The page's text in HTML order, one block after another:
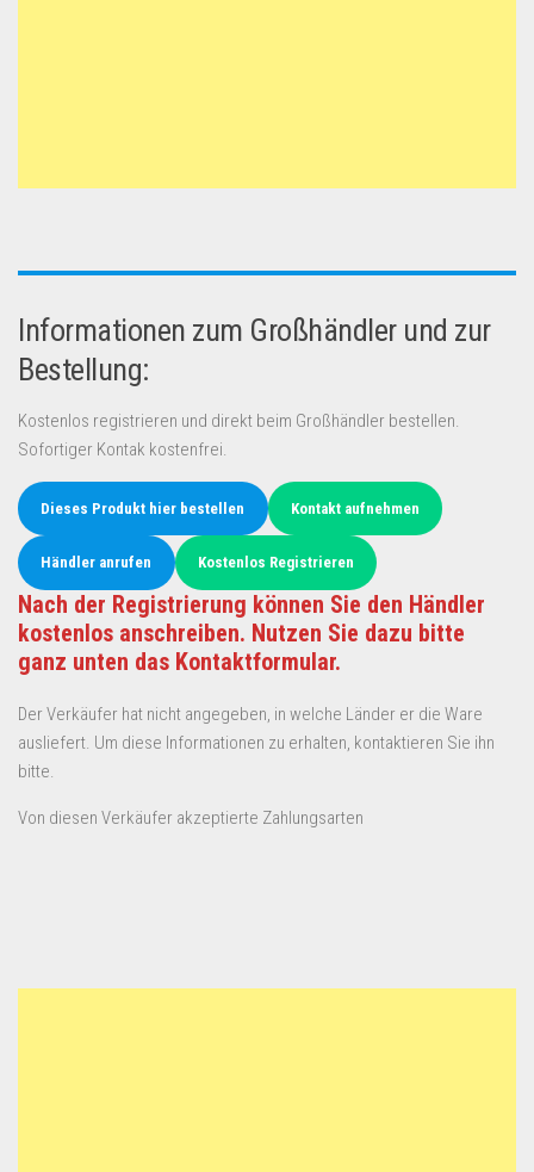
Informationen zum Großhändler und zur
Bestellung:
Kostenlos registrieren und direkt beim Großhändler bestellen.
Sofortiger Kontak kostenfrei.
Dieses Produkt hier bestellen Kontakt aufnehmen
Händler anrufen Kostenlos Registrieren
Nach der Registrierung können Sie den Händler
kostenlos anschreiben. Nutzen Sie dazu bitte
ganz unten das Kontaktformular.
Der Verkäufer hat nicht angegeben, in welche Länder er die Ware
ausliefert. Um diese Informationen zu erhalten, kontaktieren Sie ihn
bitte.
Von diesen Verkäufer akzeptierte Zahlungsarten